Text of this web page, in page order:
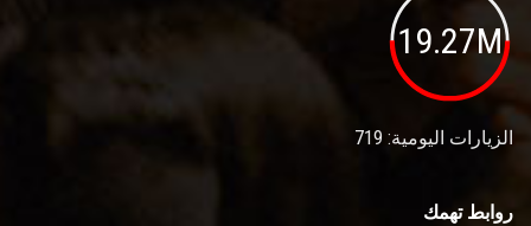
19.27M
الزيارات اليومية: 719
روابط تهمك